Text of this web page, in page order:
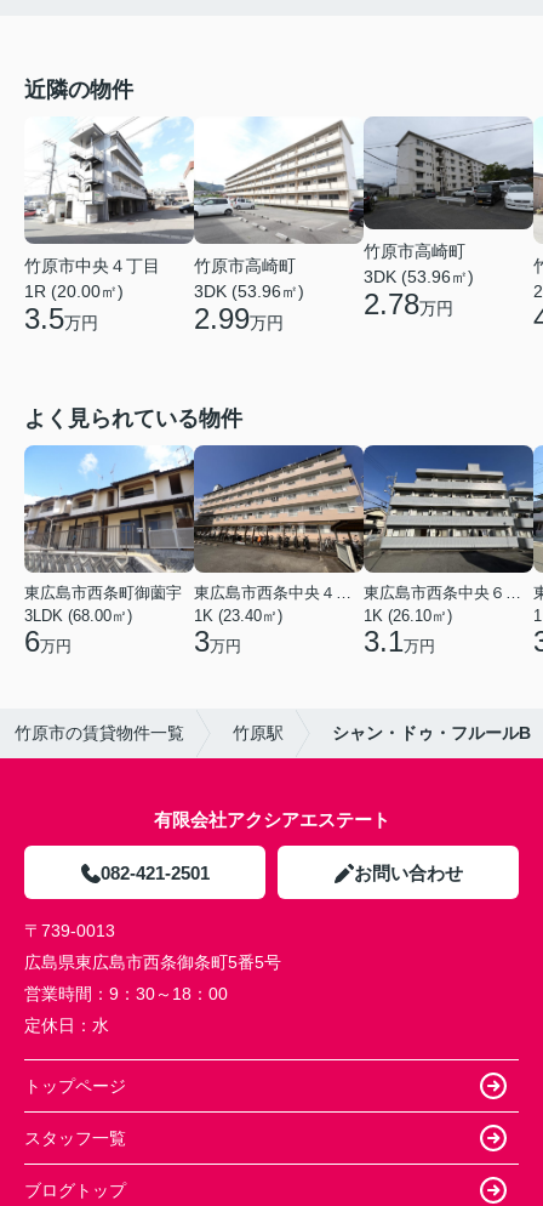
近隣の物件
竹原市中央４丁目
1R (20.00㎡)
3.5万円
竹原市高崎町
3DK (53.96㎡)
2.99万円
竹原市高崎町
3DK (53.96㎡)
2.78万円
よく見られている物件
東広島市西条町御薗宇
3LDK (68.00㎡)
6万円
東広島市西条中央４丁目
1K (23.40㎡)
3万円
東広島市西条中央６丁目
1K (26.10㎡)
3.1万円
竹原市の賃貸物件一覧 竹原駅 シャン・ドゥ・フルールB
有限会社アクシアエステート
082-421-2501 お問い合わせ
〒739-0013
広島県東広島市西条御条町5番5号
営業時間： 9：30～18：00
定休日： 水
トップページ
スタッフ一覧
ブログトップ